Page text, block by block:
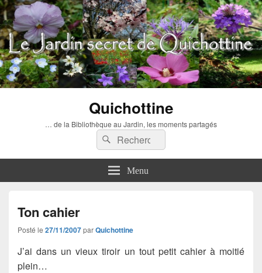
Quichottine
… de la Bibliothèque au Jardin, les moments partagés
Recherche :
Rechercher
Menu
Ton cahier
Posté le 27/11/2007parQuichottine
J’ai dans un vieux tiroir un tout petit cahier à moitié
plein…